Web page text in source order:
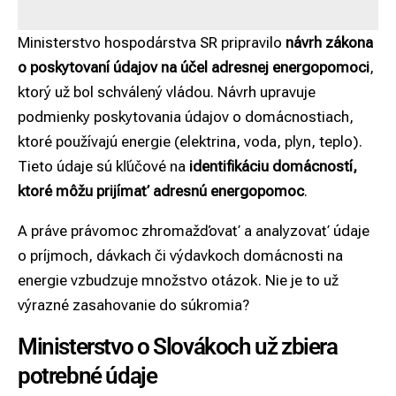
Ministerstvo hospodárstva SR pripravilo návrh zákona
o poskytovaní údajov na účel adresnej energopomoci,
ktorý už bol schválený vládou. Návrh upravuje
podmienky poskytovania údajov o domácnostiach,
ktoré používajú energie (elektrina, voda, plyn, teplo).
Tieto údaje sú kľúčové na identifikáciu domácností,
ktoré môžu prijímať adresnú energopomoc.
A práve právomoc zhromažďovať a analyzovať údaje
o príjmoch, dávkach či výdavkoch domácnosti na
energie vzbudzuje množstvo otázok. Nie je to už
výrazné zasahovanie do súkromia?
Ministerstvo o Slovákoch už zbiera
potrebné údaje